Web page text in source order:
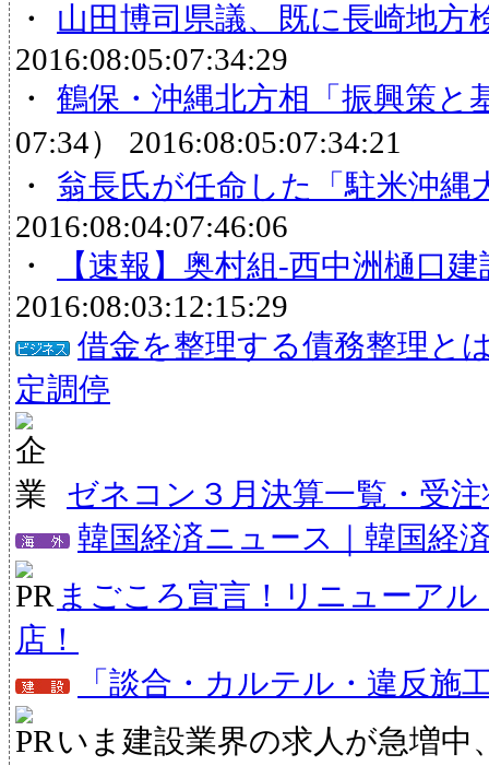
・
山田博司県議、既に長崎地方
2016:08:05:07:34:29
・ 鶴保・沖縄北方相「振興策と
07:34） 2016:08:05:07:34:21
・ 翁長氏が任命した「駐米沖縄
2016:08:04:07:46:06
・
【速報】奥村組-西中洲樋口
2016:08:03:12:15:29
借金を整理する債務整理と
定調停
ゼネコン３月決算一覧・受
韓国経済ニュース｜韓国経
まごころ宣言！リニューア
店！
「談合・カルテル・違反施
いま建設業界の求人が急増中